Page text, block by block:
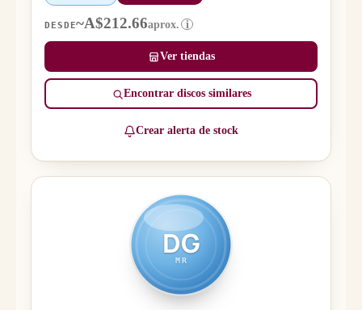
DESDE~A$212.66aprox. i
Ver tiendas
Encontrar discos similares
Crear alerta de stock
DG
MR